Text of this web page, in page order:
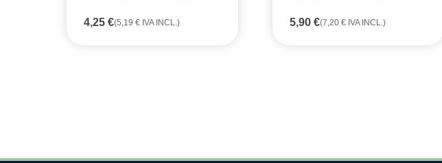
4,25 €(5,19 € IVA INCL.) 5,90 €(7,20 € IVA INCL.)